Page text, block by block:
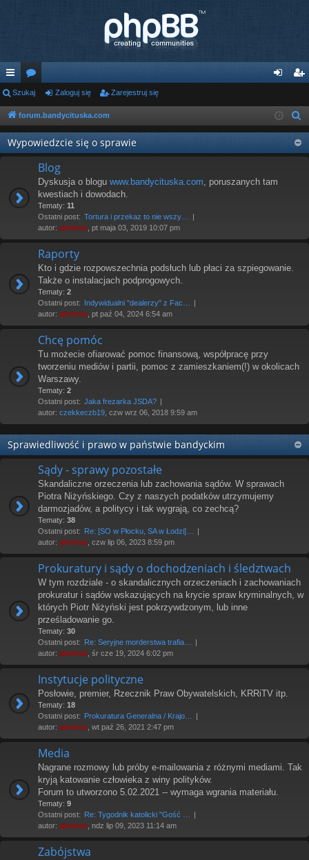
ię
ce
j
…
or
a og
uj
si
ej
es
tru
Szukaj Zaloguj się Zarejestruj się
forum.bandycituska.com
Wypowiedzcie się o sprawie
Blog
Dyskusja o blogu www.bandycituska.com, poruszanych tam
kwestiach i dowodach.
Tematy: 11
Ostatni post: Tortura i przekaz to nie wszy…
autor: piotrniz , pt maja 03, 2019 10:07 pm
Raporty
Kto i gdzie rozpowszechnia podsłuch lub płaci za szpiegowanie.
Także o instalacjach podprogowych.
Tematy: 2
Ostatni post: Indywidualni "dealerzy" z Fac…
autor: piotrniz , pt paź 04, 2024 6:54 am
Chcę pomóc
Tu możecie ofiarować pomoc finansową, współpracę przy
tworzeniu mediów i partii, pomoc z zamieszkaniem(!) w okolicach
Warszawy.
Tematy: 2
Ostatni post: Jaka frezarka JSDA?
autor: czekkeczb19 , czw wrz 06, 2018 9:59 am
Sprawiedliwość i prawo w państwie bandyckim
Sądy - sprawy pozostałe
Skandaliczne orzeczenia lub zachowania sądów. W sprawach
Piotra Niżyńskiego. Czy z naszych podatków utrzymujemy
darmozjadów, a politycy i tak wygrają, co zechcą?
Tematy: 38
Ostatni post: Re: [SO w Płocku, SA w Łodzi]…
autor: piotrniz , czw lip 06, 2023 8:59 pm
Prokuratury i sądy o dochodzeniach i śledztwach
W tym rozdziale - o skandalicznych orzeczeniach i zachowaniach
prokuratur i sądów wskazujących na krycie spraw kryminalnych, w
których Piotr Niżyński jest pokrzywdzonym, lub inne
prześladowanie go.
Tematy: 30
Ostatni post: Re: Seryjne morderstwa trafia…
autor: piotrniz , śr cze 19, 2024 6:02 pm
Instytucje polityczne
Posłowie, premier, Rzecznik Praw Obywatelskich, KRRiTV itp.
Tematy: 18
Ostatni post: Prokuratura Generalna / Krajo…
autor: piotrniz , wt paź 26, 2021 2:47 pm
Media
Nagrane rozmowy lub próby e-mailowania z różnymi mediami. Tak
kryją katowanie człowieka z winy polityków.
Forum to utworzono 5.02.2021 -- wymaga wgrania materiału.
Tematy: 9
Ostatni post: Re: Tygodnik katolicki "Gość …
autor: piotrniz , ndz lip 09, 2023 11:14 am
Zabójstwa